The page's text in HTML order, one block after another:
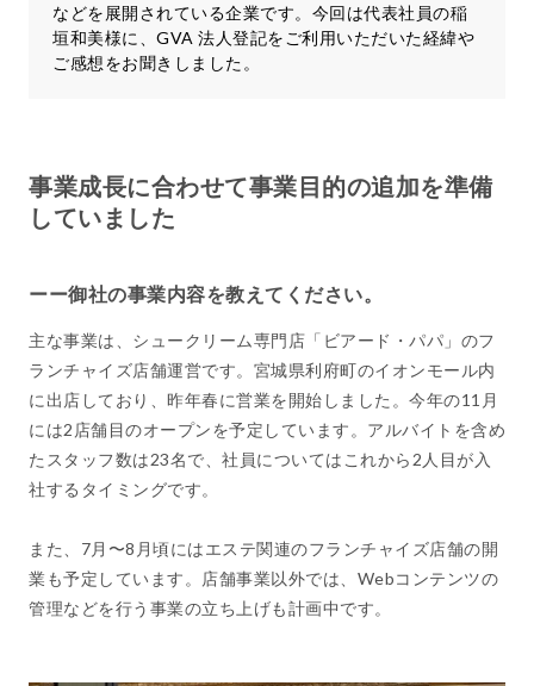
などを展開されている企業です。今回は代表社員の稲
垣和美様に、GVA 法人登記をご利用いただいた経緯や
ご感想をお聞きしました。
事業成長に合わせて事業目的の追加を準備
していました
ーー御社の事業内容を教えてください。
主な事業は、シュークリーム専門店「ビアード・パパ」のフ
ランチャイズ店舗運営です。宮城県利府町のイオンモール内
に出店しており、昨年春に営業を開始しました。今年の11月
には2店舗目のオープンを予定しています。アルバイトを含め
たスタッフ数は23名で、社員についてはこれから2人目が入
社するタイミングです。
また、7月〜8月頃にはエステ関連のフランチャイズ店舗の開
業も予定しています。店舗事業以外では、Webコンテンツの
管理などを行う事業の立ち上げも計画中です。